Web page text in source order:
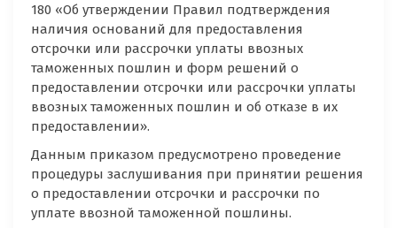
180 «Об утверждении Правил подтверждения
наличия оснований для предоставления
отсрочки или рассрочки уплаты ввозных
таможенных пошлин и форм решений о
предоставлении отсрочки или рассрочки уплаты
ввозных таможенных пошлин и об отказе в их
предоставлении».
Данным приказом предусмотрено проведение
процедуры заслушивания при принятии решения
о предоставлении отсрочки и рассрочки по
уплате ввозной таможенной пошлины.